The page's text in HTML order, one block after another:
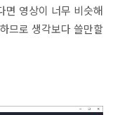
면 영상이 너무 비슷해
므로 생각보다 쓸만할